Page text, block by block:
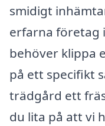
smidigt
erfarna företag
behöver klippa
på ett specifikt
trädgård ett
du lita på att vi